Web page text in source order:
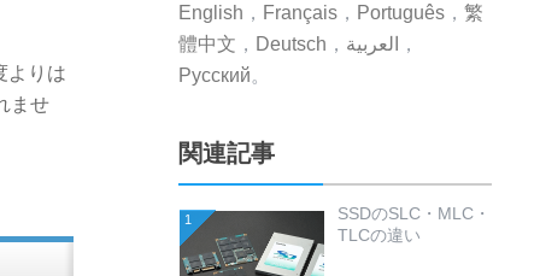
よりは
ませ
English ， Français ， Português ， 繁
體中文 ， Deutsch ， العربية
，
Русский。
関連記事
1
SSDのSLC・MLC・
TLCの違い